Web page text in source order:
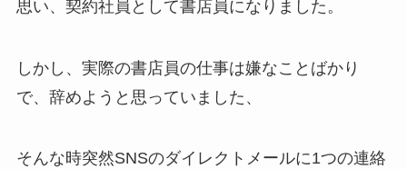
思い、契約社員として書店員になりました。
しかし、実際の書店員の仕事は嫌なことばかり
で、辞めようと思っていました、
そんな時突然SNSのダイレクトメールに1つの連絡